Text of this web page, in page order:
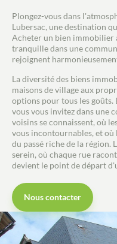
Plongez-vous dans
Lubersac, une destination
Acheter un bien immobilier
tranquille dans une
rejoignent
La diversité des biens
maisons de village aux
options pour tous les goûts.
vous vous invitez dans une
voisins se connaissent, où
vous incontournables, et
du passé riche de la région.
serein, où chaque rue
devient le point de départ
Nous contacter